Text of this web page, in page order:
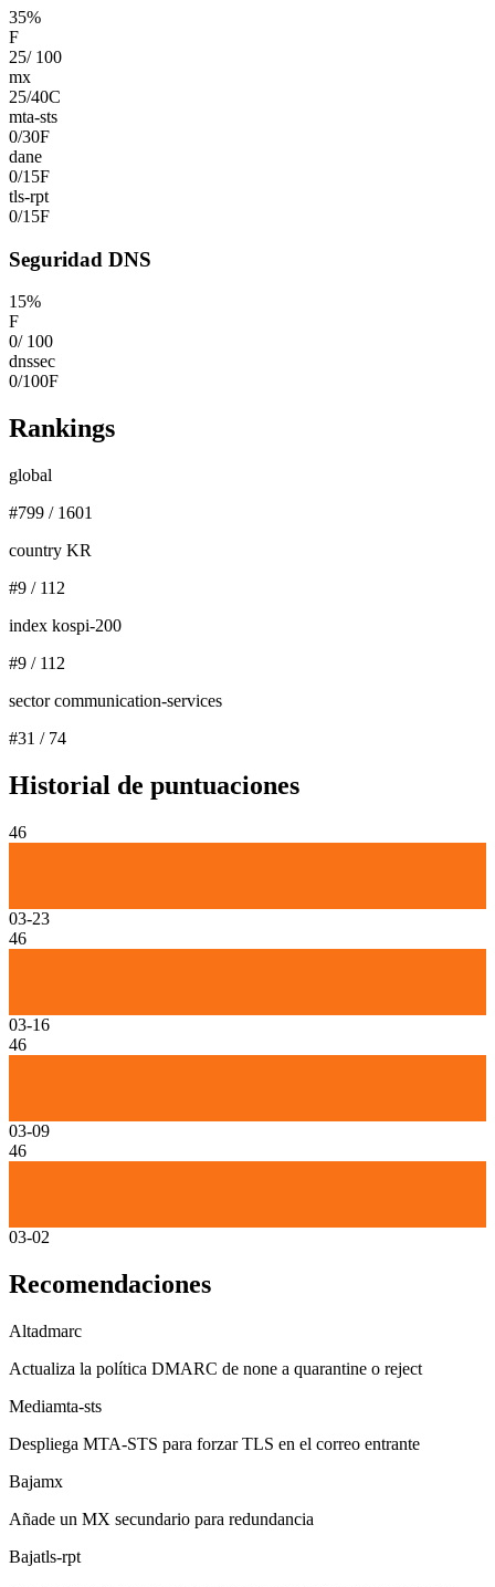
35%
F
25/ 100
mx
25/40C
mta-sts
0/30F
dane
0/15F
tls-rpt
0/15F
Seguridad DNS
15%
F
0/ 100
dnssec
0/100F
Rankings
global
#799 / 1601
country KR
#9 / 112
index kospi-200
#9 / 112
sector communication-services
#31 / 74
Historial de puntuaciones
46
03-23
46
03-16
46
03-09
46
03-02
Recomendaciones
Altadmarc
Actualiza la política DMARC de none a quarantine o reject
Mediamta-sts
Despliega MTA-STS para forzar TLS en el correo entrante
Bajamx
Añade un MX secundario para redundancia
Bajatls-rpt